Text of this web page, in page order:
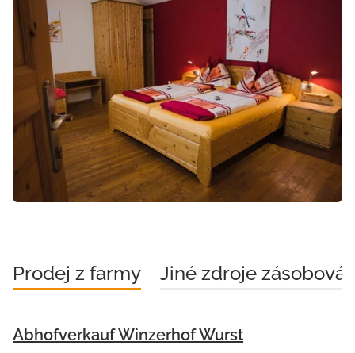
Prodej z farmy Jiné zdroje
Abhofverkauf Winzerhof Wurst